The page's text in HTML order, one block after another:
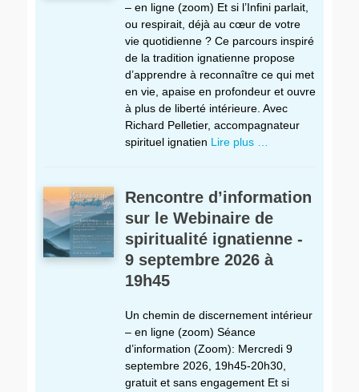
– en ligne (zoom) Et si l’Infini parlait,
ou respirait, déjà au cœur de votre
vie quotidienne ? Ce parcours inspiré
de la tradition ignatienne propose
d’apprendre à reconnaître ce qui met
en vie, apaise en profondeur et ouvre
à plus de liberté intérieure. Avec
Richard Pelletier, accompagnateur
spirituel ignatien Lire plus …
Rencontre d’information
sur le Webinaire de
spiritualité ignatienne -
9 septembre 2026 à
19h45
Un chemin de discernement intérieur
– en ligne (zoom) Séance
d’information (Zoom): Mercredi 9
septembre 2026, 19h45-20h30,
gratuit et sans engagement Et si